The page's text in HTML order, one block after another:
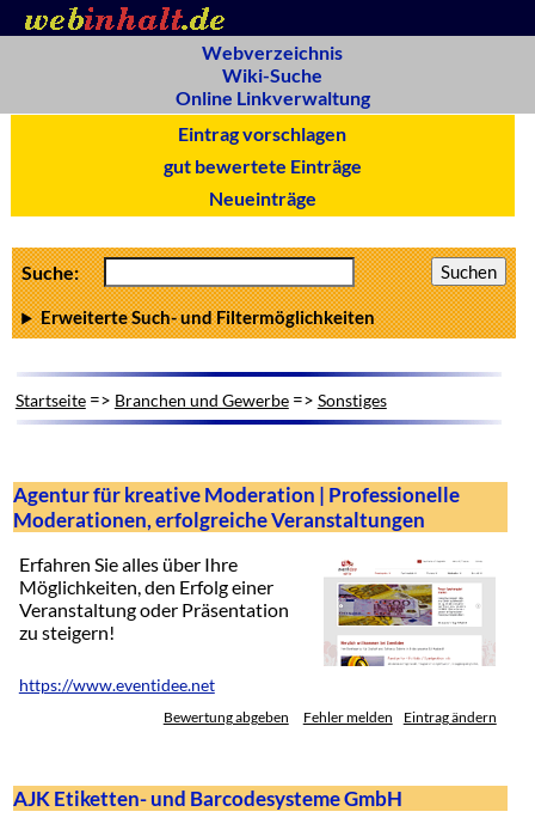
Webverzeichnis
Wiki-Suche
Online Linkverwaltung
Eintrag vorschlagen
gut bewertete Einträge
Neueinträge
Suche:
Erweiterte Such- und Filtermöglichkeiten
Startseite=> Branchen und Gewerbe=> Sonstiges
Agentur für kreative Moderation | Professionelle
Moderationen, erfolgreiche Veranstaltungen
Erfahren Sie alles über Ihre
Möglichkeiten, den Erfolg einer
Veranstaltung oder Präsentation
zu steigern!
https://www.eventidee.net
Bewertung abgeben Fehler melden Eintrag ändern
AJK Etiketten- und Barcodesysteme GmbH